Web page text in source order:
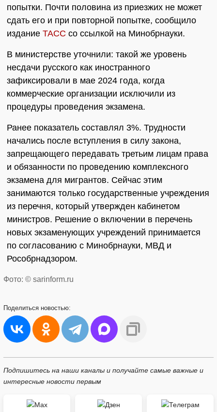
попытки. Почти половина из приезжих не может
сдать его и при повторной попытке, сообщило
издание ТАСС со ссылкой на Минобрнауки.
В министерстве уточнили: такой же уровень
несдачи русского как иностранного
зафиксировали в мае 2024 года, когда
коммерческие организации исключили из
процедуры проведения экзамена.
Ранее показатель составлял 3%. Трудности
начались после вступления в силу закона,
запрещающего передавать третьим лицам права
и обязанности по проведению комплексного
экзамена для мигрантов. Сейчас этим
занимаются только государственные учреждения
из перечня, который утвержден кабинетом
министров. Решение о включении в перечень
новых экзаменующих учреждений принимается
по согласованию с Минобрнауки, МВД и
Рособрнадзором.
Фото: © sarinform.ru
Поделиться новостью:
Подпишитесь на наши каналы и получайте самые важные и
интересные новости первым